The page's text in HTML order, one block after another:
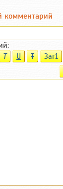
комментарий
T U T Заг1